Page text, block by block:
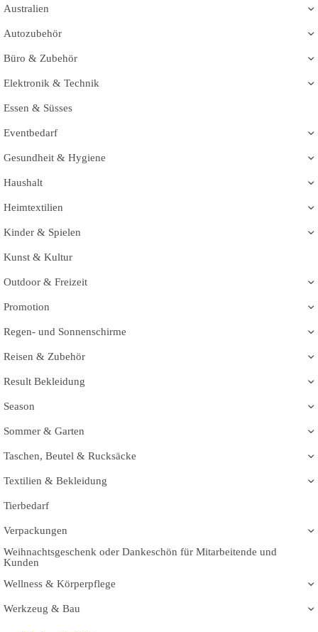
Australien
Autozubehör
Büro & Zubehör
Elektronik & Technik
Essen & Süsses
Eventbedarf
Gesundheit & Hygiene
Haushalt
Heimtextilien
Kinder & Spielen
Kunst & Kultur
Outdoor & Freizeit
Promotion
Regen- und Sonnenschirme
Reisen & Zubehör
Result Bekleidung
Season
Sommer & Garten
Taschen, Beutel & Rucksäcke
Textilien & Bekleidung
Tierbedarf
Verpackungen
Weihnachtsgeschenk oder Dankeschön für Mitarbeitende und
Kunden
Wellness & Körperpflege
Werkzeug & Bau